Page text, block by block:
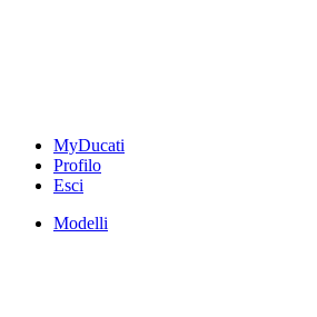
MyDucati
Profilo
Esci
Modelli